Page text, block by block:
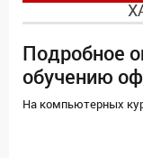
Подробное
обучению
На компьютерных